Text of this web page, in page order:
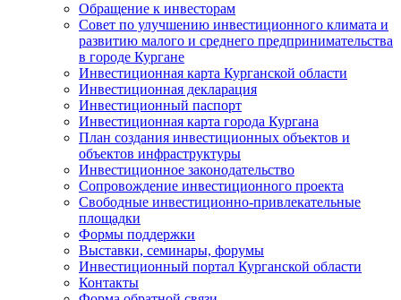
Обращение к инвесторам
Совет по улучшению инвестиционного климата и
развитию малого и среднего предпринимательства
в городе Кургане
Инвестиционная карта Курганской области
Инвестиционная декларация
Инвестиционный паспорт
Инвестиционная карта города Кургана
План создания инвестиционных объектов и
объектов инфраструктуры
Инвестиционное законодательство
Сопровождение инвестиционного проекта
Свободные инвестиционно-привлекательные
площадки
Формы поддержки
Выставки, семинары, форумы
Инвестиционный портал Курганской области
Контакты